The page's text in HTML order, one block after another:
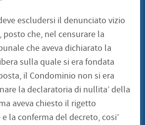
escludersi il denunciato vizio
che, nel censurare la
che aveva dichiarato la
sulla quale si era fondata
il Condominio non si era
la declaratoria di nullita’ della
aveva chiesto il rigetto
la conferma del decreto, cosi’